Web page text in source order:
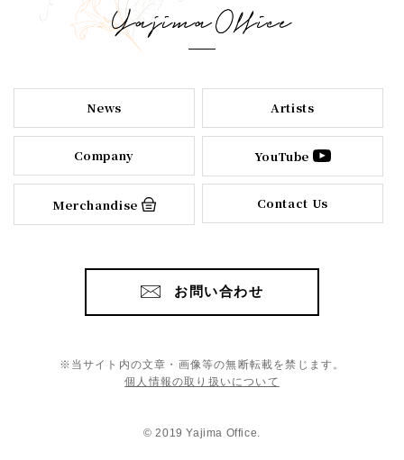
News Artists
Company YouTube
Merchandise Contact Us
お問い合わせ
※当サイト内の文章・画像等の無断転載を禁じます。
個人情報の取り扱いについて
© 2019 Yajima Office.